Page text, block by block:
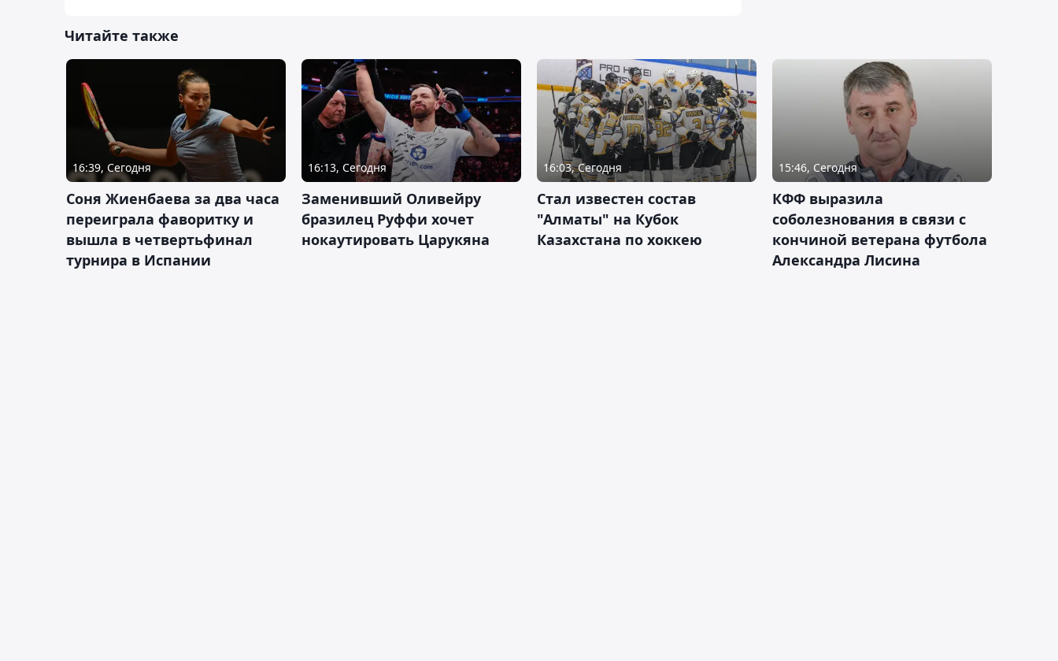
Читайте также
16:39, Сегодня
Соня Жиенбаева за два часа
переиграла фаворитку и
вышла в четвертьфинал
турнира в Испании
16:13, Сегодня
Заменивший Оливейру
бразилец Руффи хочет
нокаутировать Царукяна
16:03, Сегодня
Стал известен состав
"Алматы" на Кубок
Казахстана по хоккею
15:46, Сегодня
КФФ выразила
соболезнования в связи с
кончиной ветерана футбола
Александра Лисина